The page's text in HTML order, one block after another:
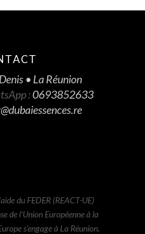
• La Réunion
:0693852633
du FEDER (REACT-UE)
de l’Union Européenne à la
s’engage à La Réunion.